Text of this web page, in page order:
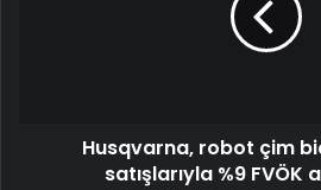
Husqvarna, robot çim
satışlarıyla %9 FVÖK